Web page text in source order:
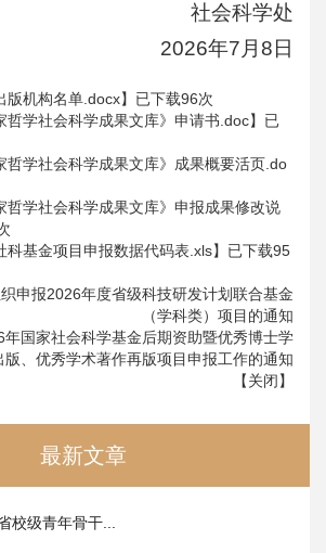
社会科学处
2026年7月8日
版机构名单.docx】已下载96次
哲学社会科学成果文库》申请书.doc】已
哲学社会科学成果文库》成果概要活页.do
哲学社会科学成果文库》申报成果修改说
科基金项目申报数据代码表.xls】已下载95
申报2026年度省级科技研发计划联合基金
（学科类）项目的通知
年国家社会科学基金后期资助暨优秀博士学
版、优秀学术著作再版项目申报工作的通知
【关闭】
最新文章
校级青年骨干...